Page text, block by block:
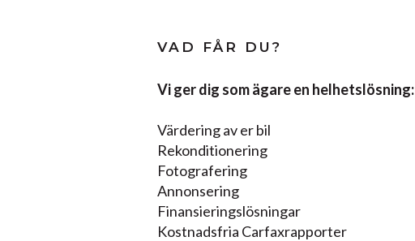
VAD FÅR DU?
Vi ger dig som ägare en helhetslösning:
Värdering av er bil
Rekonditionering
Fotografering
Annonsering
Finansieringslösningar
Kostnadsfria Carfaxrapporter